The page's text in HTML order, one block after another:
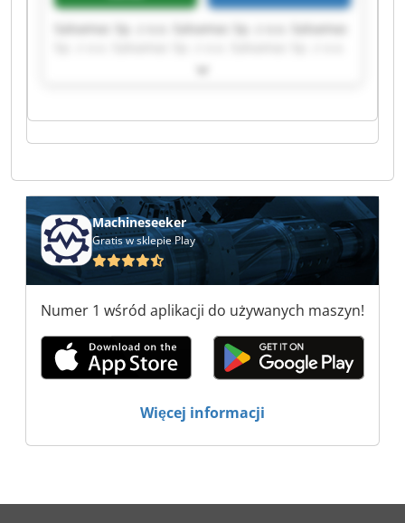
Salvamac Sp. z o.o. Salvamac Sp. z o.o. Salvamac
Salvamac Sp. z o.o. Salvamac Sp. z o.o. Salvamac
Sp. z o.o. Salvamac Sp. z o.o. Salvamac Sp. z o.o.
Salvamac Sp. z o.o. Salvamac Sp. z o.o. Salvamac
Machineseeker
Gratis w sklepie Play
Numer 1 wśród aplikacji do używanych maszyn!
Więcej informacji